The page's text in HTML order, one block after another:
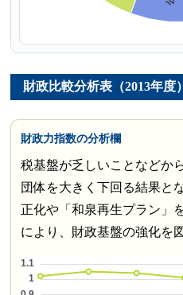
財政比較分析表（2013年度）
財政力指数の分析欄
税基盤が乏しいことなどか
団体を大きく下回る結果と
正化や「和泉再生プラン」
により、財政基盤の強化を図